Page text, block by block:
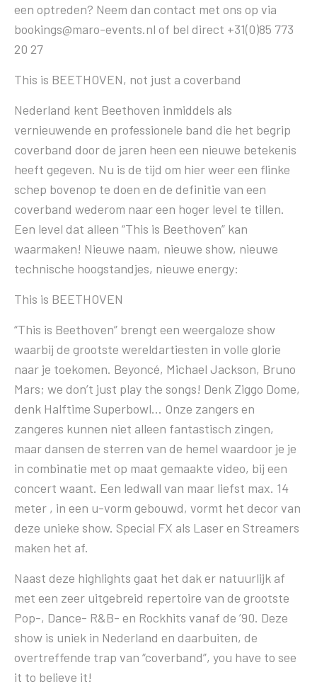
een optreden? Neem dan contact met ons op via
bookings@maro-events.nl of bel direct +31(0)85 773
20 27
This is BEETHOVEN, not just a coverband
Nederland kent Beethoven inmiddels als
vernieuwende en professionele band die het begrip
coverband door de jaren heen een nieuwe betekenis
heeft gegeven. Nu is de tijd om hier weer een flinke
schep bovenop te doen en de definitie van een
coverband wederom naar een hoger level te tillen.
Een level dat alleen “This is Beethoven” kan
waarmaken! Nieuwe naam, nieuwe show, nieuwe
technische hoogstandjes, nieuwe energy:
This is BEETHOVEN
“This is Beethoven” brengt een weergaloze show
waarbij de grootste wereldartiesten in volle glorie
naar je toekomen. Beyoncé, Michael Jackson, Bruno
Mars; we don’t just play the songs! Denk Ziggo Dome,
denk Halftime Superbowl… Onze zangers en
zangeres kunnen niet alleen fantastisch zingen,
maar dansen de sterren van de hemel waardoor je je
in combinatie met op maat gemaakte video, bij een
concert waant. Een ledwall van maar liefst max. 14
meter , in een u-vorm gebouwd, vormt het decor van
deze unieke show. Special FX als Laser en Streamers
maken het af.
Naast deze highlights gaat het dak er natuurlijk af
met een zeer uitgebreid repertoire van de grootste
Pop-, Dance- R&B- en Rockhits vanaf de ’90. Deze
show is uniek in Nederland en daarbuiten, de
overtreffende trap van “coverband”, you have to see
it to believe it!